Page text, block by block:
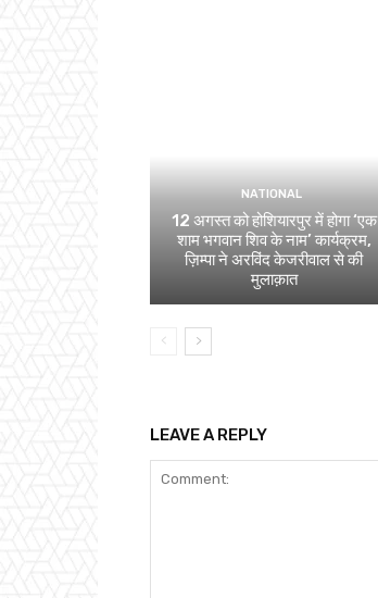
NATIONAL
12 अगस्त को होशियारपुर में होगा ‘एक
शाम भगवान शिव के नाम’ कार्यक्रम,
ज़िम्पा ने अरविंद केजरीवाल से की
मुलाक़ात
LEAVE A REPLY